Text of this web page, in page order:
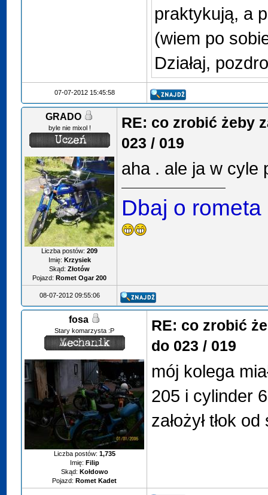
praktykują, a
(wiem po
Działaj,
07-07-2012 15:45:58
GRADO
byle nie mixol !
Liczba postów:209
Imię: Krzysiek
Skąd: Złotów
Pojazd: Romet Ogar 200
RE: co zrobić żeby
023 / 019
aha . ale ja w cyle
Dbaj o
08-07-2012 09:55:06
fosa
Stary komarzysta :P
Liczba postów: 1,735
Imię: Filip
Skąd: Kołdowo
Pojazd: Romet Kadet
RE: co zrobić
do 023 / 019
mój kolega
205 i cylinder
założył tłok